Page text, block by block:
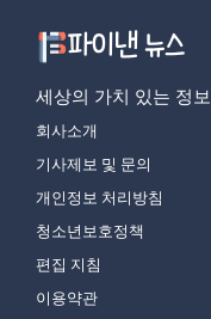
세상의 가치 있는 정
회사소개
기사제보 및 문의
개인정보 처리방침
청소년보호정책
편집 지침
이용약관